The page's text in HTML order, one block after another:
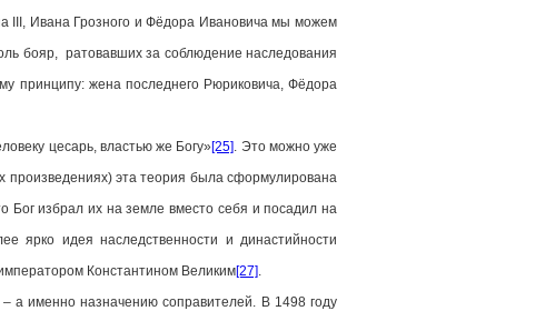
Ивана Грозного и Фёдора Ивановича мы можем
бояр, ратовавших за соблюдение наследования
принципу: жена последнего Рюриковича, Фёдора
цесарь, властью же Богу»[25]. Это можно уже
произведениях) эта теория была сформулирована
Бог избрал их на земле вместо себя и посадил на
ярко идея наследственности и династийности
Константином Великим[27].
именно назначению соправителей. В 1498 году